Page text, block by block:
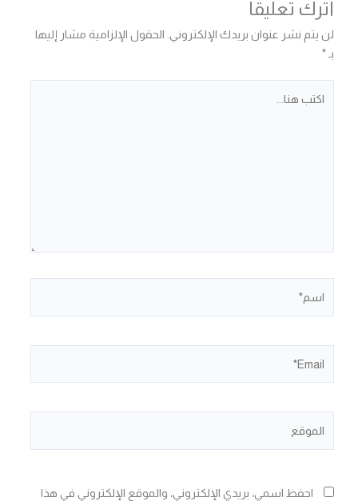
اترك تعليقاً
لن يتم نشر عنوان بريدك الإلكتروني.
الحقول الإلزامية مشار إليها
*
احفظ اسمي، بريدي الإلكتروني، والموقع الإلكتروني في هذا